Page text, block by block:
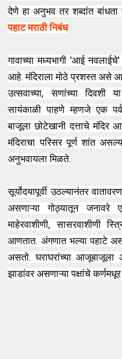
देणे हा अनुभव तर शब्दांत
पहाट मराठी निबंध
गावाच्या मध्यभागी 'आई
आहे. मंदिराला मोठे प्रशस्त असे
उत्सवाच्या, सणांच्या दिवशी
सायंकाळी पाहणे म्हणजे एक
बाजूला छोटेखानी दत्ताचे मंदिर
मंदिराचा परिसर पूर्ण शांत
अनुभवायला मिळते.
सूर्योदयापूर्वी उठल्यानंतर
असणाऱ्या गोठ्यातून जनावरे
माहेरवाशीणी, सासरवाशीणी
आणतात. अंगणात भल्या पहाटे
असतो. घराघरांच्या
झाडांवर असणाऱ्या पक्षांचे